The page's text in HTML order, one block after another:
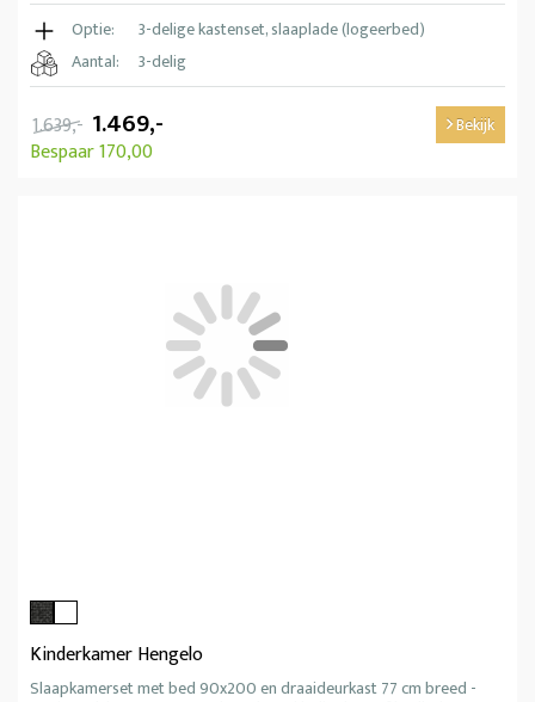
Optie:
3-delige kastenset, slaaplade (logeerbed)
Aantal:
3-delig
1.639,- 1.469,-
Bespaar 170,00
Bekijk
Kinderkamer Hengelo
Slaapkamerset met bed 90x200 en draaideurkast 77 cm breed -